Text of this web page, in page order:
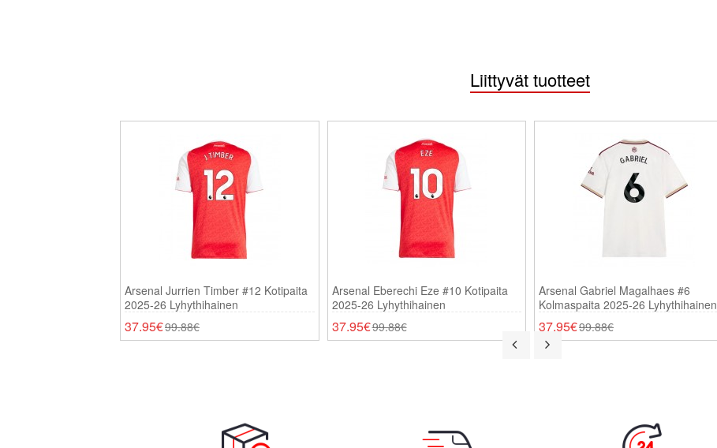
Liittyvät tuotteet
Arsenal Jurrien Timber #12 Kotipaita
2025-26 Lyhythihainen
37.95€99.88€
Arsenal Eberechi Eze #10 Kotipaita
2025-26 Lyhythihainen
37.95€99.88€
Arsenal Gabriel Magalhaes #6
Kolmaspaita 2025-26 Lyhythihainen
37.95€99.88€